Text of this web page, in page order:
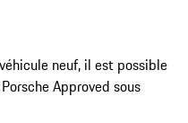
neuf, il est possible
Approved sous